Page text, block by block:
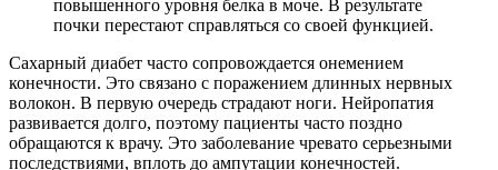
повышенного уровня белка в моче. В результате
почки перестают справляться со своей функцией.
Сахарный диабет часто сопровождается онемением
конечности. Это связано с поражением длинных нервных
волокон. В первую очередь страдают ноги. Нейропатия
развивается долго, поэтому пациенты часто поздно
обращаются к врачу. Это заболевание чревато серьезными
последствиями, вплоть до ампутации конечностей.